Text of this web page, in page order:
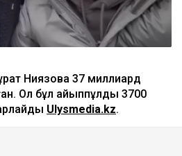
Ниязовқа 37 миллиард
Ол бұл айыппұлды 3700
Ulysmedia.kz.